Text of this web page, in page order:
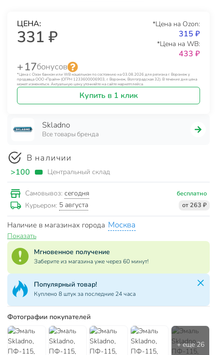
ЦЕНА:
331 ₽
*Цена на Ozon:
315 ₽
*Цена на WB:
433 ₽
+ 17бонусов
*Цена с Озон банком или WB кошельком по состоянию на 03.08.2026 для региона г. Воронеж у
продавца ООО «Прайм» (ОГРН 1233600006903, г. Воронеж, Волгоградская 32). В течение дня цена
может изменяться. Актуальную цену уточняйте на сайте маркетплейса.
Купить в 1 клик
Skladno
Все товары бренда
В наличии
>100 Центральный склад
Самовывоз: сегодня бесплатно
Курьером: 5 августа от 263 ₽
Наличие в магазинах города Москва
Показать
Мгновенное получение
Заберите из магазина уже через 60 минут!
Популярный товар!
Куплено 8 штук за последние 24 часа
Фотографии покупателей